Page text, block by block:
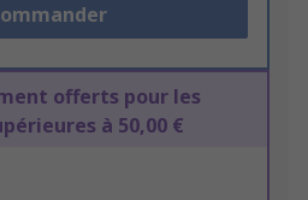
offerts pour les
à 50,00 €